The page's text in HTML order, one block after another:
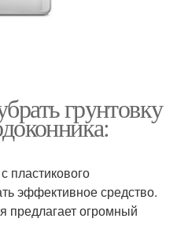
грунтовку
пластикового
эффективное средство.
огромный